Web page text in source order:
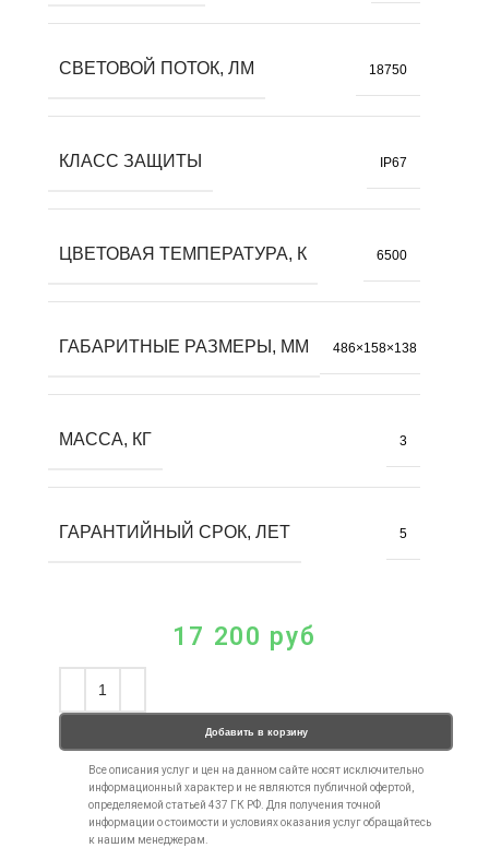
СВЕТОВОЙ ПОТОК, ЛМ 18750
КЛАСС ЗАЩИТЫ IP67
ЦВЕТОВАЯ ТЕМПЕРАТУРА, К 6500
ГАБАРИТНЫЕ РАЗМЕРЫ, ММ 486×158×138
МАССА, КГ 3
ГАРАНТИЙНЫЙ СРОК, ЛЕТ 5
17 200 руб
Добавить в корзину
Все описания услуг и цен на данном сайте носят исключительно
информационный характер и не являются публичной офертой,
определяемой статьей 437 ГК РФ. Для получения точной
информации о стоимости и условиях оказания услуг обращайтесь
к нашим менеджерам.